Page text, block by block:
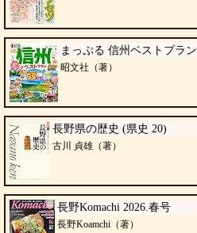
まっぷる 信州ベストプラン
昭文社（著）
長野県の歴史 (県史 20)
古川 貞雄（著）
長野Komachi 2026.春号
長野Koamchi（著）